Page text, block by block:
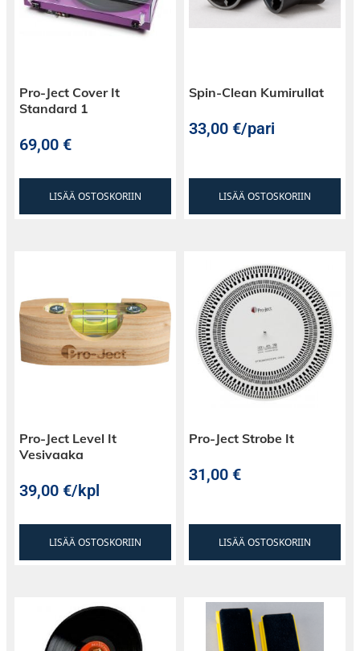
Pro-Ject Cover It
Standard 1
69,00€
LISÄÄ OSTOSKORIIN
Spin-Clean Kumirullat
33,00€/pari
LISÄÄ OSTOSKORIIN
Pro-Ject Level It
Vesivaaka
39,00€/kpl
LISÄÄ OSTOSKORIIN
Pro-Ject Strobe It
31,00€
LISÄÄ OSTOSKORIIN